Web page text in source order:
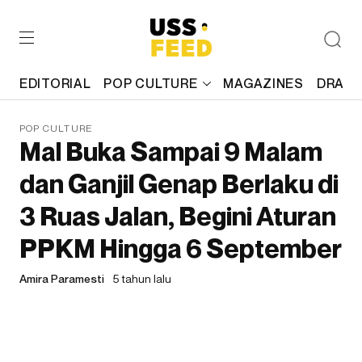
EDITORIAL POP CULTURE MAGAZINES
POP CULTURE
Mal Buka Sampai 9 Malam
dan Ganjil Genap Berlaku di
3 Ruas Jalan, Begini Aturan
PPKM Hingga 6 September
Amira Paramesti 5 tahun lalu